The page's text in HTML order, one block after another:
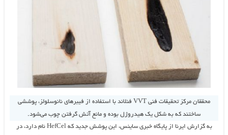
محققان مرکز تحقیقات فنی VVT فنلاند با استفاده از فیبرهای نانوسلولز، پوششی
ساختند که به شکل یک هیدروژل بوده و مانع آتش گرفتن چوب می‌شود.
به گزارش ایرنا از پایگاه خبری ساینس، این پوشش جدید که HefCel نام دارد، در